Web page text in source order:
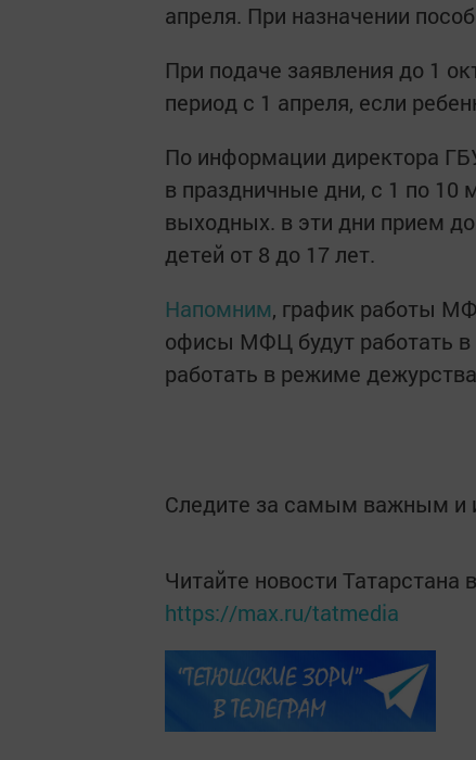
апреля. При назначении
При подаче заявления до 1
период с 1 апреля, если
По информации директора
в праздничные дни, с 1 по 10
выходных. в эти дни прием
детей от 8 до 17 лет.
Напомним, график работы
офисы МФЦ будут работать
работать в режиме
Следите за самым важным и
Читайте новости
https://max.ru/tatmedia